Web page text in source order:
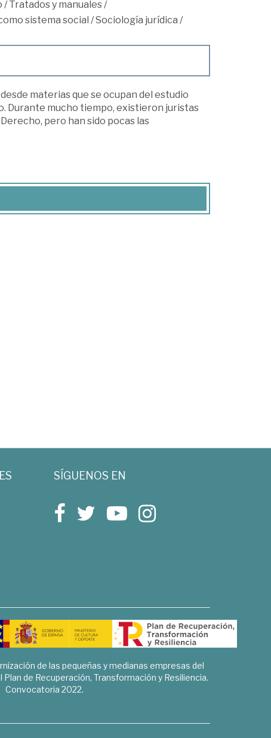
/Tratados y manuales/
sistema social /Sociología jurídica /
materias que se ocupan del estudio
Durante mucho tiempo, existieron juristas
pero han sido pocas las
SÍGUENOS EN
de las pequeñas y medianas empresas del
de Recuperación, Transformación y Resiliencia.
Convocatoria 2022.